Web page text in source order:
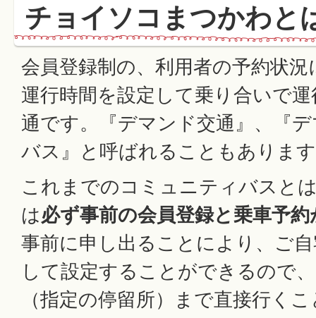
チョイソコまつかわと
会員登録制の、利用者の予約状
運行時間を設定して乗り合いで
通です。『デマンド交通』、『
バス』と呼ばれることもありま
これまでのコミュニティバスと
は必ず事前の会員登録と乗車予約
事前に申し出ることにより、ご
して設定することができるので
（指定の停留所）まで直接行く